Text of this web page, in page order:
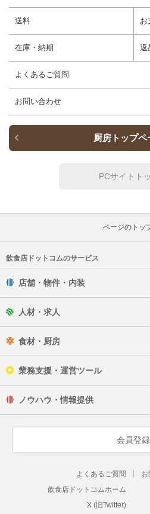
送料 お
在庫・納期 返
よくあるご質問
お問い合わせ
厨房トップペ
PCサイトト
ページのトッ
飲食店ドットコムのサービス
店舗・物件・内装
人材・求人
食材・厨房
業務支援・運営ツール
ノウハウ・情報提供
会員登録
よくあるご質問
お
飲食店ドットコムホーム
X (旧Twitter)